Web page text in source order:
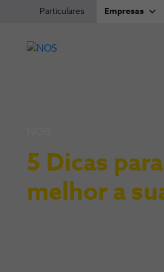
Particulares Empresas
5 Dicas
melhor a